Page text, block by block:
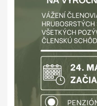
ŠTANDARD
PODMIENKY
CHOVNÉ PSY
CHOVNÉ SUKY
CHOVATEĽSKÉ